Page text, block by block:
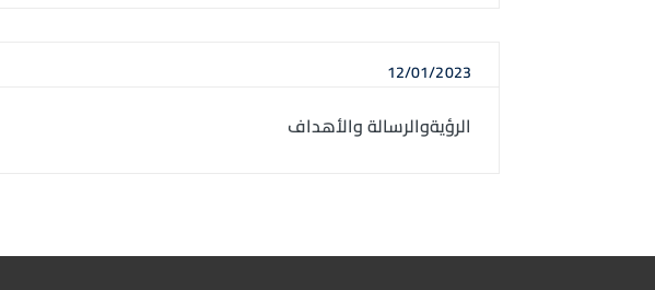
12/01/2023
الرؤيةوالرسالة والأهداف